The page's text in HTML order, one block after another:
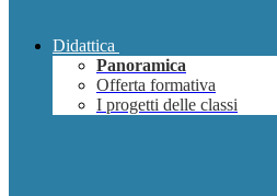
Didattica
Panoramica
Offerta formativa
I progetti delle classi